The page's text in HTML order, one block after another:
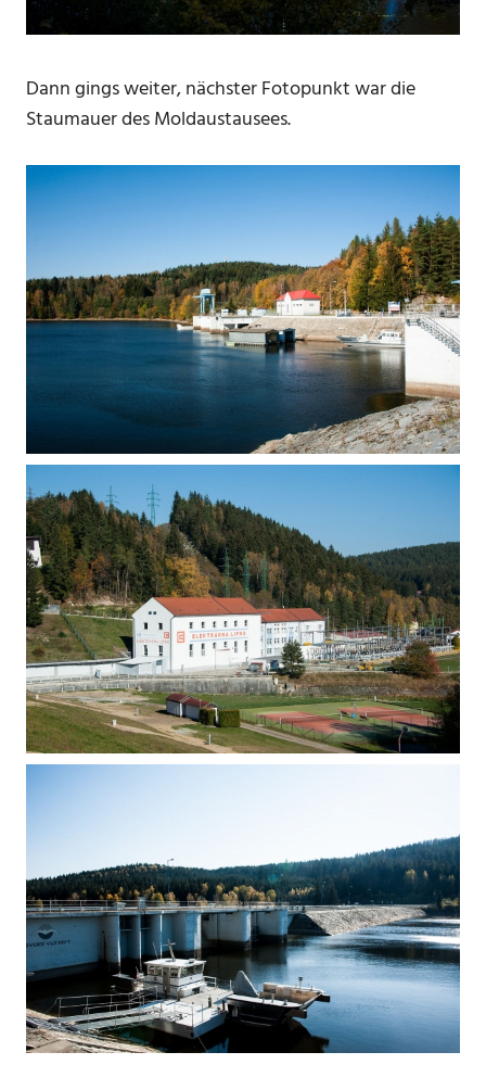
Dann gings weiter, nächster Fotopunkt war die
Staumauer des Moldaustausees.